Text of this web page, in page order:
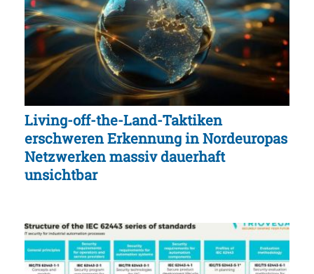
Living-off-the-Land-Taktiken
erschweren Erkennung in Nordeuropas
Netzwerken massiv dauerhaft
unsichtbar